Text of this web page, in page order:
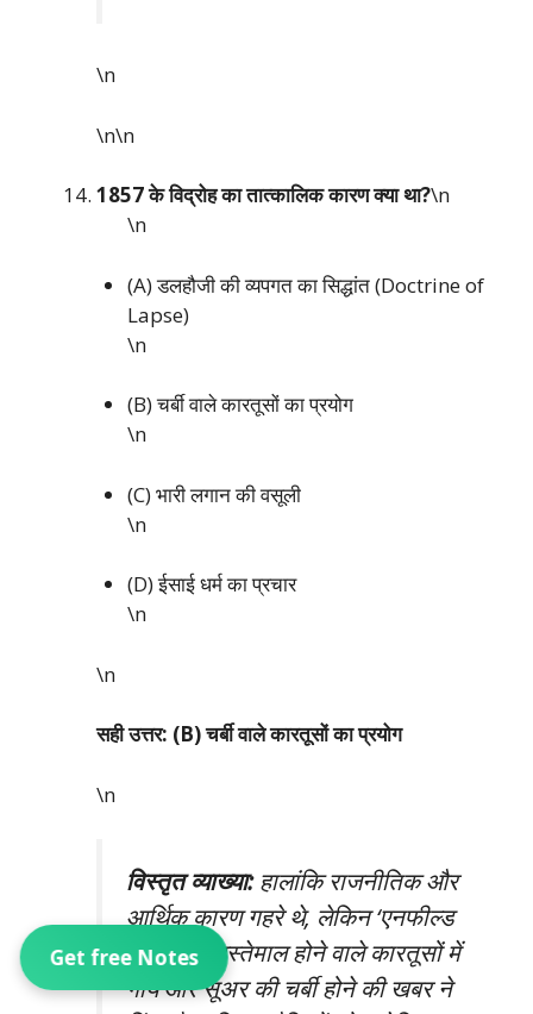
Get free Notes
\n
\n\n
1857 के विद्रोह का तात्कालिक कारण क्या था?\n
\n
(A) डलहौजी की व्यपगत का सिद्धांत (Doctrine of
Lapse)
\n
(B) चर्बी वाले कारतूसों का प्रयोग
\n
(C) भारी लगान की वसूली
\n
(D) ईसाई धर्म का प्रचार
\n
\n
सही उत्तर: (B) चर्बी वाले कारतूसों का प्रयोग
\n
विस्तृत व्याख्या:हालांकि राजनीतिक और
आर्थिक कारण गहरे थे, लेकिन ‘एनफील्ड
राइफल’ में इस्तेमाल होने वाले कारतूसों में
गाय और सूअर की चर्बी होने की खबर ने